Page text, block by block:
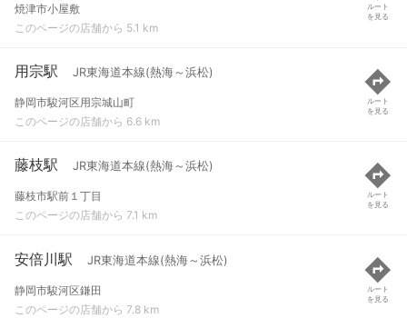
焼津市小屋敷
このページの店舗から 5.1 km
ルート
を見る
用宗駅 JR東海道本線(熱海～浜松)
静岡市駿河区用宗城山町
このページの店舗から 6.6 km
ルート
を見る
藤枝駅 JR東海道本線(熱海～浜松)
藤枝市駅前１丁目
このページの店舗から 7.1 km
ルート
を見る
安倍川駅 JR東海道本線(熱海～浜松)
静岡市駿河区鎌田
このページの店舗から 7.8 km
ルート
を見る